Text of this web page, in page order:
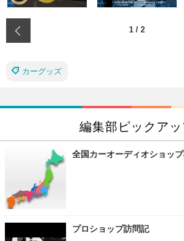
1 / 2
カーグッズ
編集部ピックア
全国カーオーディオショッ
プロショップ訪問記